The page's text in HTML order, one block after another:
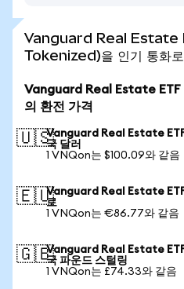
Vanguard Real Estate
Tokenized)을 인기 통화로
Vanguard Real Estate
의 환전 가격
🇺🇸Vanguard Real Estate
국 달러
1 VNQon는 $100.09와 같음
🇪🇺Vanguard Real Estate
로
1 VNQon는 €86.77와 같음
🇬🇧Vanguard Real Estate
국 파운드 스털링
1 VNQon는 £74.33와 같음